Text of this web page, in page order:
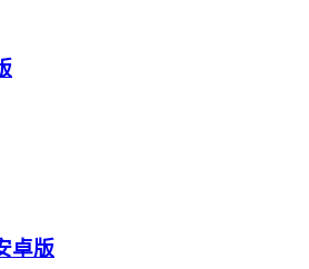
卓版